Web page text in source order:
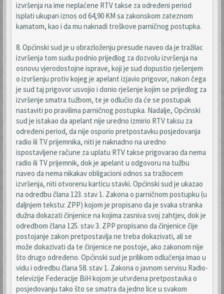
izvršenja na ime neplaćene RTV takse za određeni period
isplati ukupan iznos od 64,90 KM sa zakonskom zateznom
kamatom, kao i da mu naknadi troškove parničnog postupka.
8. Općinski sud je u obrazloženju presude naveo da je tražilac
izvršenja tom sudu podnio prijedlog za dozvolu izvršenja na
osnovu vjerodostojne isprave, koji je sud dopustio rješenjem
o izvršenju protiv kojeg je apelant izjavio prigovor, nakon čega
je sud taj prigovor usvojio i donio rješenje kojim se prijedlog za
izvršenje smatra tužbom, te je odlučio da će se postupak
nastaviti po pravilima parničnog postupka. Nadalje, Općinski
sud je istakao da apelant nije uredno izmirio RTV taksu za
određeni period, da nije osporio pretpostavku posjedovanja
radio ili TV prijemnika, niti je naknadno na uredno
ispostavljene račune za uplatu RTV takse prigovarao da nema
radio ili TV prijemnik, dok je apelant u odgovoru na tužbu
naveo da nema nikakav obligacioni odnos sa tražiocem
izvršenja, niti otvorenu karticu stavki. Općinski sud je ukazao
na odredbu člana 123. stav 1. Zakona o parničnom postupku (u
daljnjem tekstu: ZPP) kojom je propisano da je svaka stranka
dužna dokazati činjenice na kojima zasniva svoj zahtjev, dok je
odredbom člana 125. stav 3. ZPP propisano da činjenice čije
postojanje zakon pretpostavlja ne treba dokazivati, ali se
može dokazivati da te činjenice ne postoje, ako zakonom nije
što drugo određeno. Općinski sud je prilikom odlučenja imao u
vidu i odredbu člana 58. stav 1. Zakona o javnom servisu Radio-
televizije Federacije BiH kojom je utvrđena pretpostavka o
posjedovanju tako što se smatra da jedno lice u svakom